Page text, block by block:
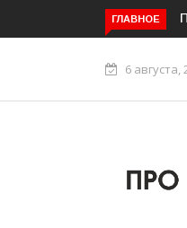
ГЛАВНОЕ
6 августа,